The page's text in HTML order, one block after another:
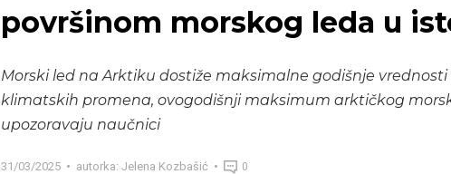
površinom morskog leda u
Morski led na Arktiku dostiže maksimalne godišnje
klimatskih promena, ovogodišnji maksimum arktičkog
upozoravaju naučnici
31/03/2025 autorka: Jelena Kozbašić 0